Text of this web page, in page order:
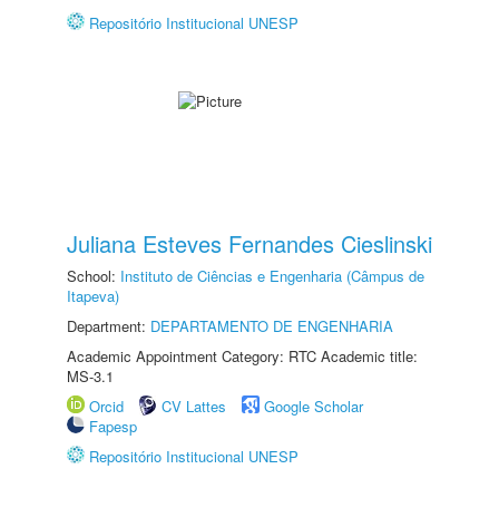
Repositório Institucional UNESP
Juliana Esteves Fernandes Cieslinski
School: Instituto de Ciências e Engenharia (Câmpus de
Itapeva)
Department: DEPARTAMENTO DE ENGENHARIA
Academic Appointment Category: RTC Academic title:
MS-3.1
Orcid
CV Lattes
Google Scholar
Fapesp
Repositório Institucional UNESP